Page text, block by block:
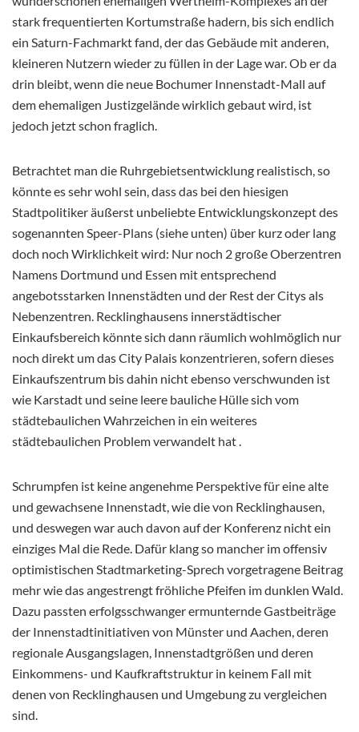
stark frequentierten Kortumstraße hadern, bis sich endlich
ein Saturn-Fachmarkt fand, der das Gebäude mit anderen,
kleineren Nutzern wieder zu füllen in der Lage war. Ob er da
drin bleibt, wenn die neue Bochumer Innenstadt-Mall auf
dem ehemaligen Justizgelände wirklich gebaut wird, ist
jedoch jetzt schon fraglich.
Betrachtet man die Ruhrgebietsentwicklung realistisch, so
könnte es sehr wohl sein, dass das bei den hiesigen
Stadtpolitiker äußerst unbeliebte Entwicklungskonzept des
sogenannten Speer-Plans (siehe unten) über kurz oder lang
doch noch Wirklichkeit wird: Nur noch 2 große Oberzentren
Namens Dortmund und Essen mit entsprechend
angebotsstarken Innenstädten und der Rest der Citys als
Nebenzentren. Recklinghausens innerstädtischer
Einkaufsbereich könnte sich dann räumlich wohlmöglich nur
noch direkt um das City Palais konzentrieren, sofern dieses
Einkaufszentrum bis dahin nicht ebenso verschwunden ist
wie Karstadt und seine leere bauliche Hülle sich vom
städtebaulichen Wahrzeichen in ein weiteres
städtebaulichen Problem verwandelt hat .
Schrumpfen ist keine angenehme Perspektive für eine alte
und gewachsene Innenstadt, wie die von Recklinghausen,
und deswegen war auch davon auf der Konferenz nicht ein
einziges Mal die Rede. Dafür klang so mancher im offensiv
optimistischen Stadtmarketing-Sprech vorgetragene Beitrag
mehr wie das angestrengt fröhliche Pfeifen im dunklen Wald.
Dazu passten erfolgsschwanger ermunternde Gastbeiträge
der Innenstadtinitiativen von Münster und Aachen, deren
regionale Ausgangslagen, Innenstadtgrößen und deren
Einkommens- und Kaufkraftstruktur in keinem Fall mit
denen von Recklinghausen und Umgebung zu vergleichen
sind.